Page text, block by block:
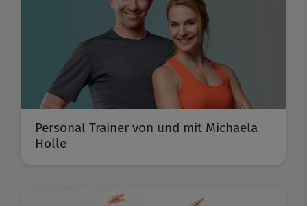
Personal Trainer von und mit Michaela
Holle